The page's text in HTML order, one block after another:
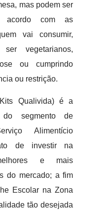
mas podem ser
acordo com as
vai consumir,
vegetarianos,
ou cumprindo
ou restrição.
Qualivida) é a
do segmento de
Alimentício
de investir na
e mais
do mercado; a fim
Escolar na Zona
tão desejada